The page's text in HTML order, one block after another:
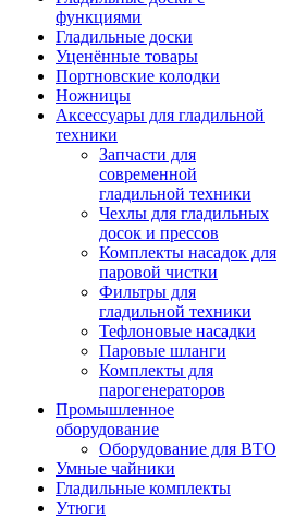
функциями
Гладильные доски
Уценённые товары
Портновские колодки
Ножницы
Аксессуары для гладильной
техники
Запчасти для
современной
гладильной техники
Чехлы для гладильных
досок и прессов
Комплекты насадок для
паровой чистки
Фильтры для
гладильной техники
Тефлоновые насадки
Паровые шланги
Комплекты для
парогенераторов
Промышленное
оборудование
Оборудование для ВТО
Умные чайники
Гладильные комплекты
Утюги